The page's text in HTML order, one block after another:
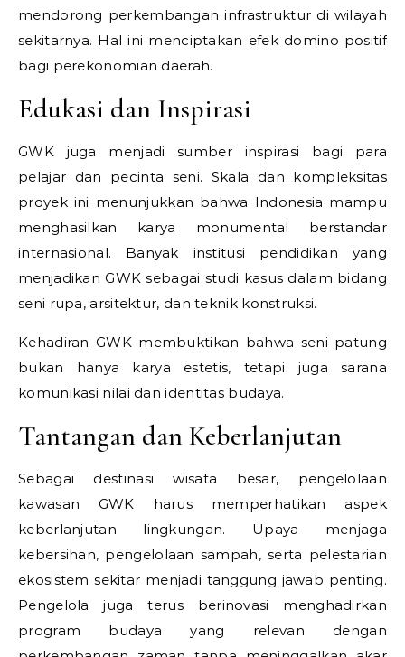
mendorong perkembangan infrastruktur di wilayah
sekitarnya. Hal ini menciptakan efek domino positif
bagi perekonomian daerah.
Edukasi dan Inspirasi
GWK juga menjadi sumber inspirasi bagi para
pelajar dan pecinta seni. Skala dan kompleksitas
proyek ini menunjukkan bahwa Indonesia mampu
menghasilkan karya monumental berstandar
internasional. Banyak institusi pendidikan yang
menjadikan GWK sebagai studi kasus dalam bidang
seni rupa, arsitektur, dan teknik konstruksi.
Kehadiran GWK membuktikan bahwa seni patung
bukan hanya karya estetis, tetapi juga sarana
komunikasi nilai dan identitas budaya.
Tantangan dan Keberlanjutan
Sebagai destinasi wisata besar, pengelolaan
kawasan GWK harus memperhatikan aspek
keberlanjutan lingkungan. Upaya menjaga
kebersihan, pengelolaan sampah, serta pelestarian
ekosistem sekitar menjadi tanggung jawab penting.
Pengelola juga terus berinovasi menghadirkan
program budaya yang relevan dengan